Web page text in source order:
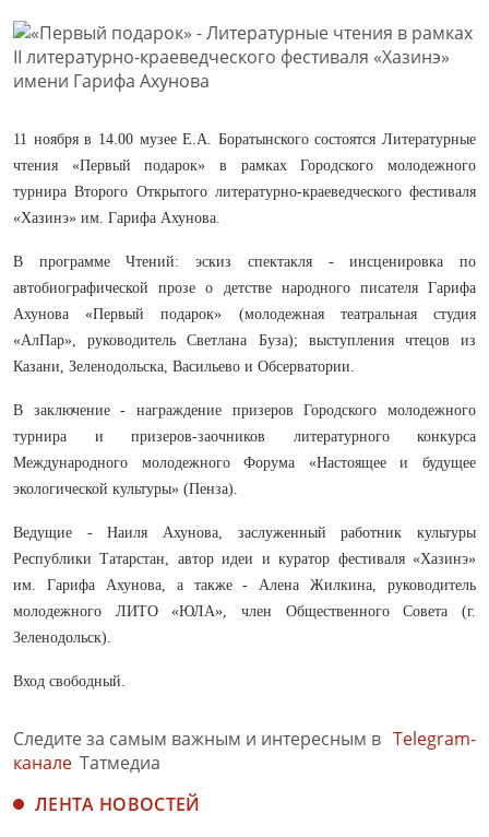
11 ноября в 14.00 музее Е.А. Боратынского состоятся Литературные
чтения «Первый подарок» в рамках Городского молодежного
турнира Второго Открытого литературно-краеведческого фестиваля
«Хазинэ» им. Гарифа Ахунова.
В программе Чтений: эскиз спектакля - инсценировка по
автобиографической прозе о детстве народного писателя Гарифа
Ахунова «Первый подарок» (молодежная театральная студия
«АлПар», руководитель Светлана Буза); выступления чтецов из
Казани, Зеленодольска, Васильево и Обсерватории.
В заключение - награждение призеров Городского молодежного
турнира и призеров-заочников литературного конкурса
Международного молодежного Форума «Настоящее и будущее
экологической культуры» (Пенза).
Ведущие - Наиля Ахунова, заслуженный работник культуры
Республики Татарстан, автор идеи и куратор фестиваля «Хазинэ»
им. Гарифа Ахунова, а также - Алена Жилкина, руководитель
молодежного ЛИТО «ЮЛА», член Общественного Совета (г.
Зеленодольск).
Вход свободный.
Следите за самым важным и интересным в Telegram-
канале Татмедиа
ЛЕНТА НОВОСТЕЙ